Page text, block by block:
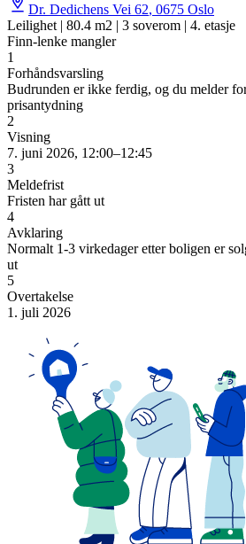
Dr. Dedichens Vei 62, 0675 Oslo
Leilighet | 80.4 m2 | 3 soverom | 4. etasje
Finn-lenke mangler
1
Forhåndsvarsling
Budrunden er ikke ferdig, og du melder
prisantydning
2
Visning
7. juni 2026, 12:00–12:45
3
Meldefrist
Fristen har gått ut
4
Avklaring
Normalt 1-3 virkedager etter boligen er
ut
5
Overtakelse
1. juli 2026